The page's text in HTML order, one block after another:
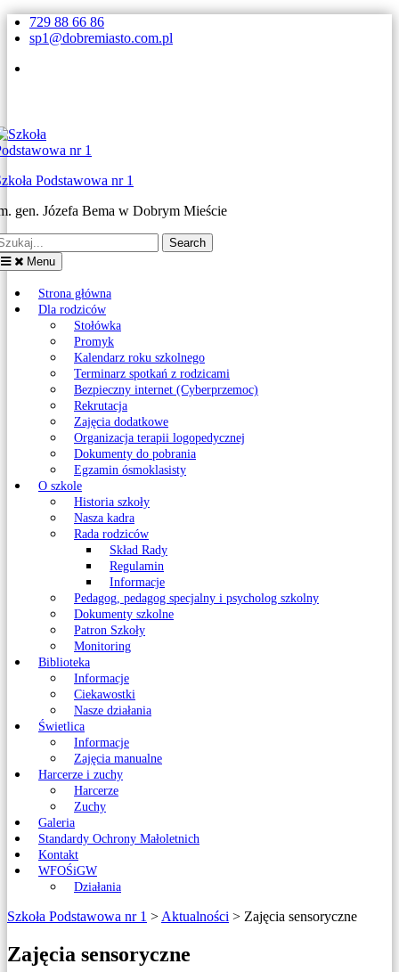
Skip
to
729 88 66 86
sp1@dobremiasto.com.pl
Podstawowa nr 1
gen. Józefa Bema w Dobrym Mieście
Menu
Strona główna
Dla rodziców
Stołówka
Promyk
Kalendarz roku szkolnego
Terminarz spotkań z rodzicami
Bezpieczny internet (Cyberprzemoc)
Rekrutacja
Zajęcia dodatkowe
Organizacja terapii logopedycznej
Dokumenty do pobrania
Egzamin ósmoklasisty
O szkole
Historia szkoły
Nasza kadra
Rada rodziców
Skład Rady
Regulamin
Informacje
Pedagog, pedagog specjalny i psycholog szkolny
Dokumenty szkolne
Patron Szkoły
Monitoring
Biblioteka
Informacje
Ciekawostki
Nasze działania
Świetlica
Informacje
Zajęcia manualne
Harcerze i zuchy
Harcerze
Zuchy
Galeria
Standardy Ochrony Małoletnich
Kontakt
WFOŚiGW
Działania
Szkoła Podstawowa nr 1 > Aktualności > Zajęcia sensoryczne
Zajęcia sensoryczne